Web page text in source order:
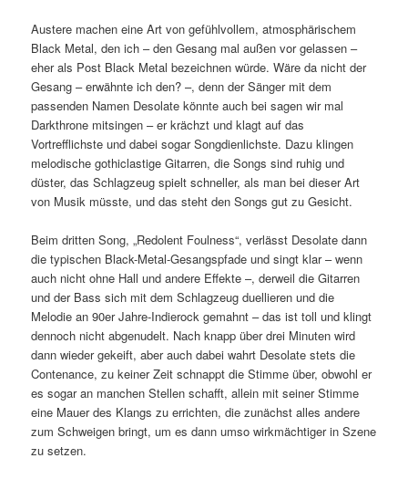
Austere machen eine Art von gefühlvollem, atmosphärischem
Black Metal, den ich – den Gesang mal außen vor gelassen –
eher als Post Black Metal bezeichnen würde. Wäre da nicht der
Gesang – erwähnte ich den? –, denn der Sänger mit dem
passenden Namen Desolate könnte auch bei sagen wir mal
Darkthrone mitsingen – er krächzt und klagt auf das
Vortrefflichste und dabei sogar Songdienlichste. Dazu klingen
melodische gothiclastige Gitarren, die Songs sind ruhig und
düster, das Schlagzeug spielt schneller, als man bei dieser Art
von Musik müsste, und das steht den Songs gut zu Gesicht.
Beim dritten Song, „Redolent Foulness“, verlässt Desolate dann
die typischen Black-Metal-Gesangspfade und singt klar – wenn
auch nicht ohne Hall und andere Effekte –, derweil die Gitarren
und der Bass sich mit dem Schlagzeug duellieren und die
Melodie an 90er Jahre-Indierock gemahnt – das ist toll und klingt
dennoch nicht abgenudelt. Nach knapp über drei Minuten wird
dann wieder gekeift, aber auch dabei wahrt Desolate stets die
Contenance, zu keiner Zeit schnappt die Stimme über, obwohl er
es sogar an manchen Stellen schafft, allein mit seiner Stimme
eine Mauer des Klangs zu errichten, die zunächst alles andere
zum Schweigen bringt, um es dann umso wirkmächtiger in Szene
zu setzen.